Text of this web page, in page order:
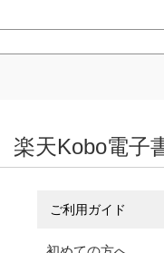
楽天Kobo電子
ご利用ガイド